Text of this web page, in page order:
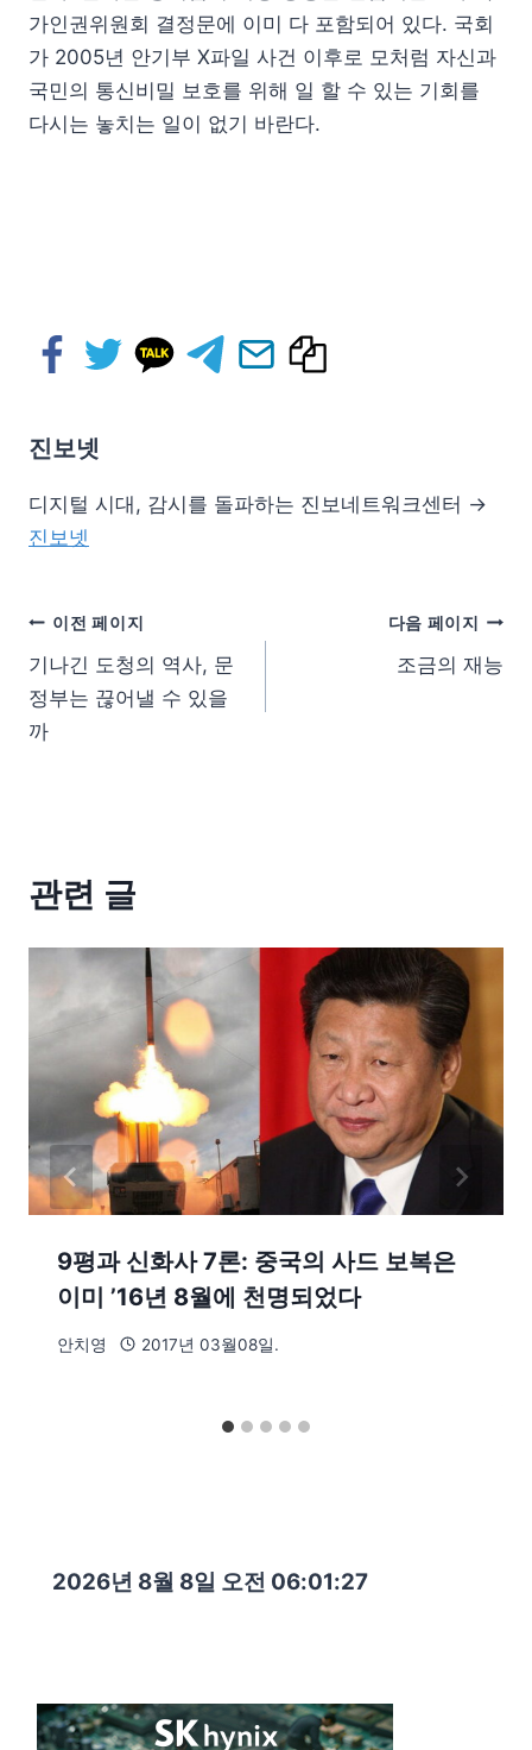
가인권위원회 결정문에 이미 다 포함되어 있다. 국회
가 2005년 안기부 X파일 사건 이후로 모처럼 자신과
국민의 통신비밀 보호를 위해 일 할 수 있는 기회를
다시는 놓치는 일이 없기 바란다.
진보넷
디지털 시대, 감시를 돌파하는 진보네트워크센터 →
진보넷
이전 페이지
기나긴 도청의 역사, 문
정부는 끊어낼 수 있을
까
다음 페이지
조금의 재능
관련 글
9평과 신화사 7론: 중국의 사드 보복은
이미 ’16년 8월에 천명되었다
안치영 2017년 03월08일.
2026년 8월 8일 오전 06:01:28